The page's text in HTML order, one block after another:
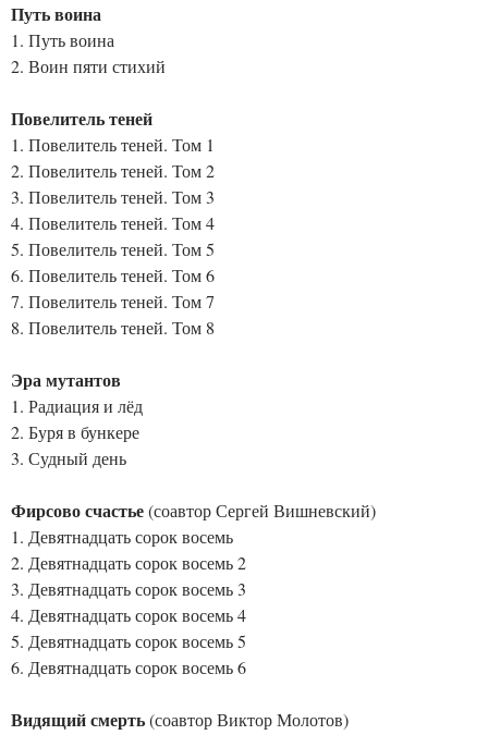
Путь воина
1. Путь воина
2. Воин пяти стихий
Повелитель теней
1. Повелитель теней. Том 1
2. Повелитель теней. Том 2
3. Повелитель теней. Том 3
4. Повелитель теней. Том 4
5. Повелитель теней. Том 5
6. Повелитель теней. Том 6
7. Повелитель теней. Том 7
8. Повелитель теней. Том 8
Эра мутантов
1. Радиация и лёд
2. Буря в бункере
3. Судный день
Фирсово счастье(соавтор Сергей Вишневский)
1. Девятнадцать сорок восемь
2. Девятнадцать сорок восемь 2
3. Девятнадцать сорок восемь 3
4. Девятнадцать сорок восемь 4
5. Девятнадцать сорок восемь 5
6. Девятнадцать сорок восемь 6
Видящий смерть(соавтор Виктор Молотов)